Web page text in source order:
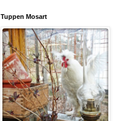
Tuppen Mosart